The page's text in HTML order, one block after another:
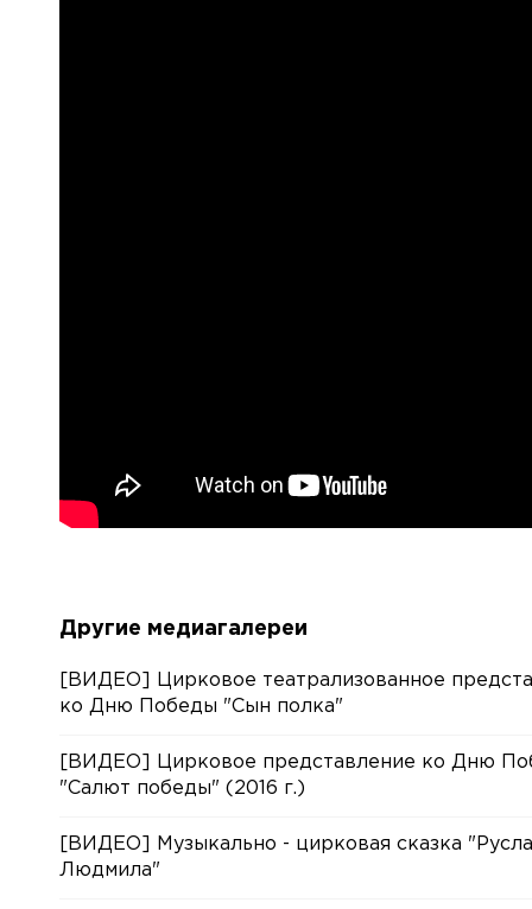
Другие медиагалереи
[ВИДЕО] Цирковое театрализованное
ко Дню Победы "Сын полка"
[ВИДЕО] Цирковое представление ко Дню
"Салют победы" (2016 г.)
[ВИДЕО] Музыкально - цирковая сказка
Людмила"